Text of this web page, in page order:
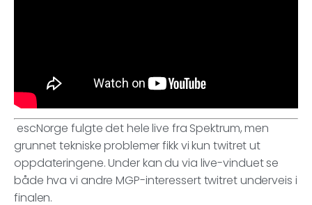
escNorge fulgte det hele live fra Spektrum, men
grunnet tekniske problemer fikk vi kun twitret ut
oppdateringene. Under kan du via live-vinduet se
både hva vi andre MGP-interessert twitret underveis i
finalen.